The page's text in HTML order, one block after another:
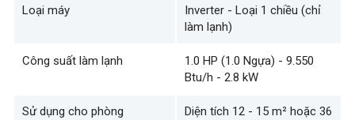
Loại máy
Inverter - Loại 1 chiều (chỉ
làm lạnh)
Công suất làm lạnh
1.0 HP (1.0 Ngựa) - 9.550
Btu/h - 2.8 kW
Sử dụng cho phòng
Diện tích 12 - 15 m² hoặc 36